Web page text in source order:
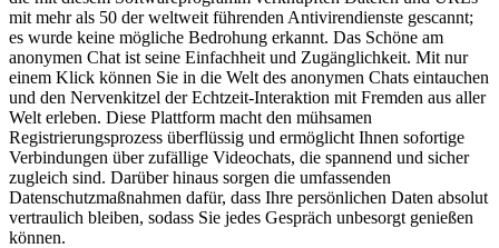
mit mehr als 50 der weltweit führenden Antivirendienste gescannt;
es wurde keine mögliche Bedrohung erkannt. Das Schöne am
anonymen Chat ist seine Einfachheit und Zugänglichkeit. Mit nur
einem Klick können Sie in die Welt des anonymen Chats eintauchen
und den Nervenkitzel der Echtzeit-Interaktion mit Fremden aus aller
Welt erleben. Diese Plattform macht den mühsamen
Registrierungsprozess überflüssig und ermöglicht Ihnen sofortige
Verbindungen über zufällige Videochats, die spannend und sicher
zugleich sind. Darüber hinaus sorgen die umfassenden
Datenschutzmaßnahmen dafür, dass Ihre persönlichen Daten absolut
vertraulich bleiben, sodass Sie jedes Gespräch unbesorgt genießen
können.